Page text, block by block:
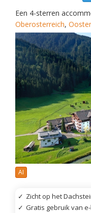
Een 4-sterren
Oberosterreich,
AI
✓ Zicht op het
✓ Gratis gebruik van